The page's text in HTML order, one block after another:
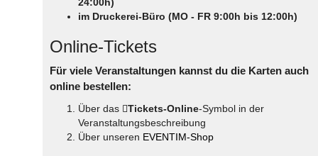
im Druckerei-Büro (MO - FR 9:00h bis 12:00h)
Online-Tickets
Für viele Veranstaltungen kannst du die Karten auch
online bestellen:
Über das Tickets-Online-Symbol in der
Veranstaltungsbeschreibung
Über unseren EVENTIM-Shop